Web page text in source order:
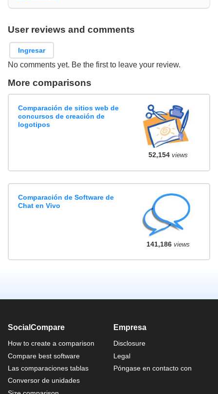
User reviews and comments
Ingresar
No comments yet. Be the first to leave your review.
More comparisons
Comparación de sitios web de
concursos de creación de
logotipos
52,154views
Comparación de Software de
Chat en Vivo
141,186views
SocialCompare
How to create a comparison
Compare best software
Las comparaciones tablas
Conversor de unidades
Empresa
Disclosure
Legal
Póngase en contacto con